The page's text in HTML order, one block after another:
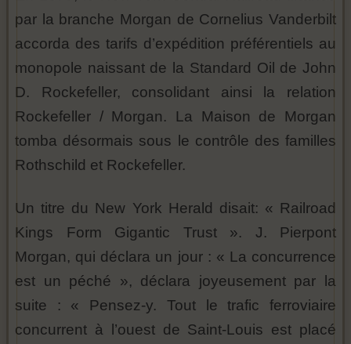
par la branche Morgan de Cornelius Vanderbilt
accorda des tarifs d’expédition préférentiels au
monopole naissant de la Standard Oil de John
D. Rockefeller, consolidant ainsi la relation
Rockefeller / Morgan. La Maison de Morgan
tomba désormais sous le contrôle des familles
Rothschild et Rockefeller.
Un titre du New York Herald disait: « Railroad
Kings Form Gigantic Trust ». J. Pierpont
Morgan, qui déclara un jour : « La concurrence
est un péché », déclara joyeusement par la
suite : « Pensez-y. Tout le trafic ferroviaire
concurrent à l’ouest de Saint-Louis est placé